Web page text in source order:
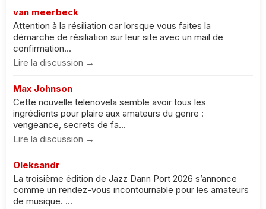
van meerbeck
Attention à la résiliation car lorsque vous faites la
démarche de résiliation sur leur site avec un mail de
confirmation...
Lire la discussion →
Max Johnson
Cette nouvelle telenovela semble avoir tous les
ingrédients pour plaire aux amateurs du genre :
vengeance, secrets de fa...
Lire la discussion →
Oleksandr
La troisième édition de Jazz Dann Port 2026 s’annonce
comme un rendez-vous incontournable pour les amateurs
de musique. ...